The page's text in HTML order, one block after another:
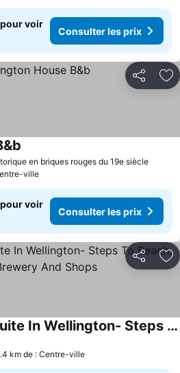
voir
Consulter les prix
Partager
en briques rouges du 19e siècle
ville
voir
Consulter les prix
Partager
Stylish, Spacious Suite In Wellington- Steps To Beach, Dining, Brewery And Shops
km de : Centre-ville